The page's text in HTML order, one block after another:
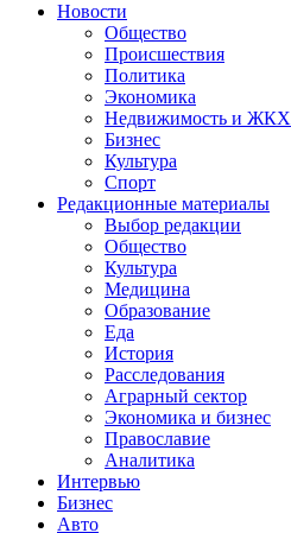
Новости
Общество
Происшествия
Политика
Экономика
Недвижимость и ЖКХ
Бизнес
Культура
Спорт
Редакционные материалы
Выбор редакции
Общество
Культура
Медицина
Образование
Еда
История
Расследования
Аграрный сектор
Экономика и бизнес
Православие
Аналитика
Интервью
Бизнес
Авто